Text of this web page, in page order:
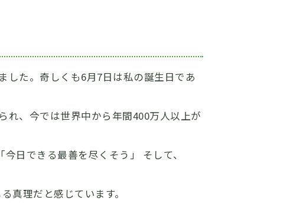
した。奇しくも6月7日は私の誕生日であ
れ、今では世界中から年間400万人以上が
日できる最善を尽くそう」 そして、
真理だと感じています。